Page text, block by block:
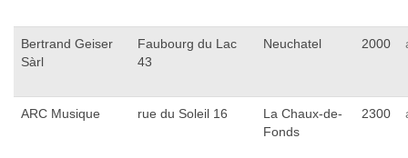
Bertrand Geiser
Sàrl
Faubourg du Lac
43
Neuchatel 2000
ARC Musique rue du Soleil 16
La Chaux-de-
Fonds
2300